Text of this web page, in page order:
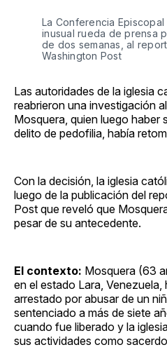
La Conferencia
inusual rueda de prensa
de dos semanas, al
Washington Post
Las autoridades de la iglesia
reabrieron una investigación
Mosquera, quien luego haber
delito de pedofilia, había
Con la decisión, la iglesia
luego de la publicación del
Post que reveló que
pesar de su antecedente.
El contexto: Mosquera (63
en el estado Lara,
arrestado por abusar de un
sentenciado a más de siete
cuando fue liberado y la
sus actividades como